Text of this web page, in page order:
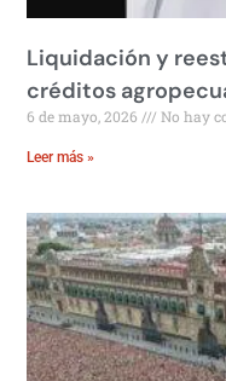
Liquidación y
créditos
6 de mayo, 2026 No hay
Leer más »